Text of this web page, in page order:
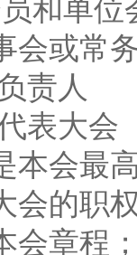
会或常
责人
表大会
本会最
会的职
会章程